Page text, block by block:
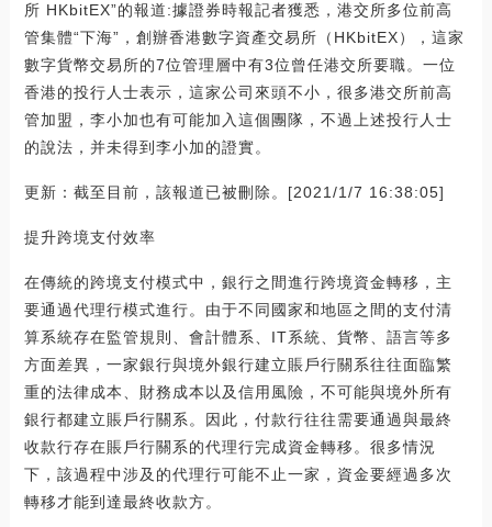
所 HKbitEX”的報道:據證券時報記者獲悉，港交所多位前高
管集體“下海”，創辦香港數字資產交易所（HKbitEX），這家
數字貨幣交易所的7位管理層中有3位曾任港交所要職。一位
香港的投行人士表示，這家公司來頭不小，很多港交所前高
管加盟，李小加也有可能加入這個團隊，不過上述投行人士
的說法，并未得到李小加的證實。
更新：截至目前，該報道已被刪除。[2021/1/7 16:38:05]
提升跨境支付效率
在傳統的跨境支付模式中，銀行之間進行跨境資金轉移，主
要通過代理行模式進行。由于不同國家和地區之間的支付清
算系統存在監管規則、會計體系、IT系統、貨幣、語言等多
方面差異，一家銀行與境外銀行建立賬戶行關系往往面臨繁
重的法律成本、財務成本以及信用風險，不可能與境外所有
銀行都建立賬戶行關系。因此，付款行往往需要通過與最終
收款行存在賬戶行關系的代理行完成資金轉移。很多情況
下，該過程中涉及的代理行可能不止一家，資金要經過多次
轉移才能到達最終收款方。